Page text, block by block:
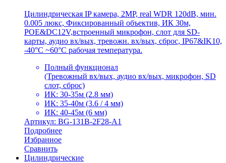
Цилиндрическая IP камера, 2MP, real WDR 120dB, мин.
0.005 люкс, Фиксированный объектив, ИК 30м,
POE&DC12V,встроенный микрофон, слот для SD-
карты, аудио вх/вых, тревожн. вх/вых, сброс, IP67&IK10,
-40°C ~60°C рабочая температура.
Полный функционал
(Тревожный вх/вых, аудио вх/вых, микрофон, SD
слот, сброс)
ИК: 30-35м (2.8 мм)
ИК: 35-40м (3.6 / 4 мм)
ИК: 40-45м (6 мм)
Артикул: BG-131B-2F28-A1
Подробнее
Избранное
Сравнить
Цилиндрические